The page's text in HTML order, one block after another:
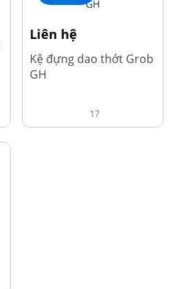
Liên hệ
Kệ đựng dao thớt Grob
GH
17